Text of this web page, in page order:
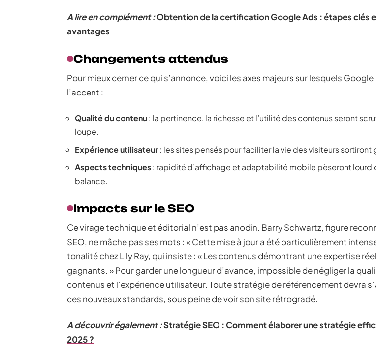
A lire en complément :Obtention de la certification Google Ads : étapes clés
avantages
Changements attendus
Pour mieux cerner ce qui s’annonce, voici les axes majeurs sur lesquels
l’accent :
Qualité du contenu: la pertinence, la richesse et l’utilité des contenus seront
loupe.
Expérience utilisateur: les sites pensés pour faciliter la vie des visiteurs sortiront
Aspects techniques: rapidité d’affichage et adaptabilité mobile pèseront lourd
balance.
Impacts sur le SEO
Ce virage technique et éditorial n’est pas anodin. Barry Schwartz, figure
SEO, ne mâche pas ses mots : « Cette mise à jour a été particulièrement
tonalité chez Lily Ray, qui insiste : « Les contenus démontrant une expertise
gagnants. » Pour garder une longueur d’avance, impossible de négliger la
contenus et l’expérience utilisateur. Toute stratégie de référencement devra
ces nouveaux standards, sous peine de voir son site rétrogradé.
A découvrir également :Stratégie SEO : Comment élaborer une stratégie
2025 ?